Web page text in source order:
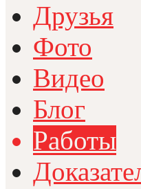
Друзья
Фото
Видео
Блог
Работы